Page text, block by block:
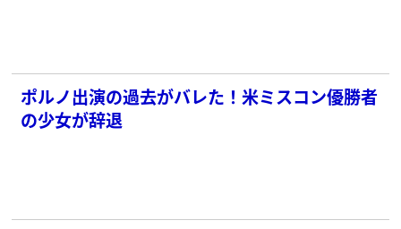
ポルノ出演の過去がバレた！米ミスコン優勝者
の少女が辞退